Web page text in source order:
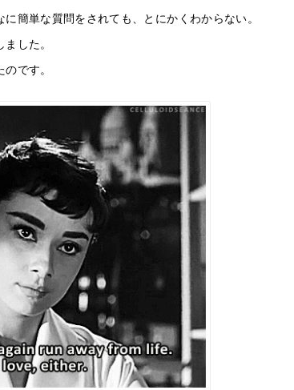
簡単な質問をされても、とにかくわからない。
した。
のです。